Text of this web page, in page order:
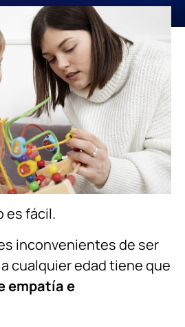
es fácil.
inconvenientes de ser
cualquier edad tiene que
empatía e